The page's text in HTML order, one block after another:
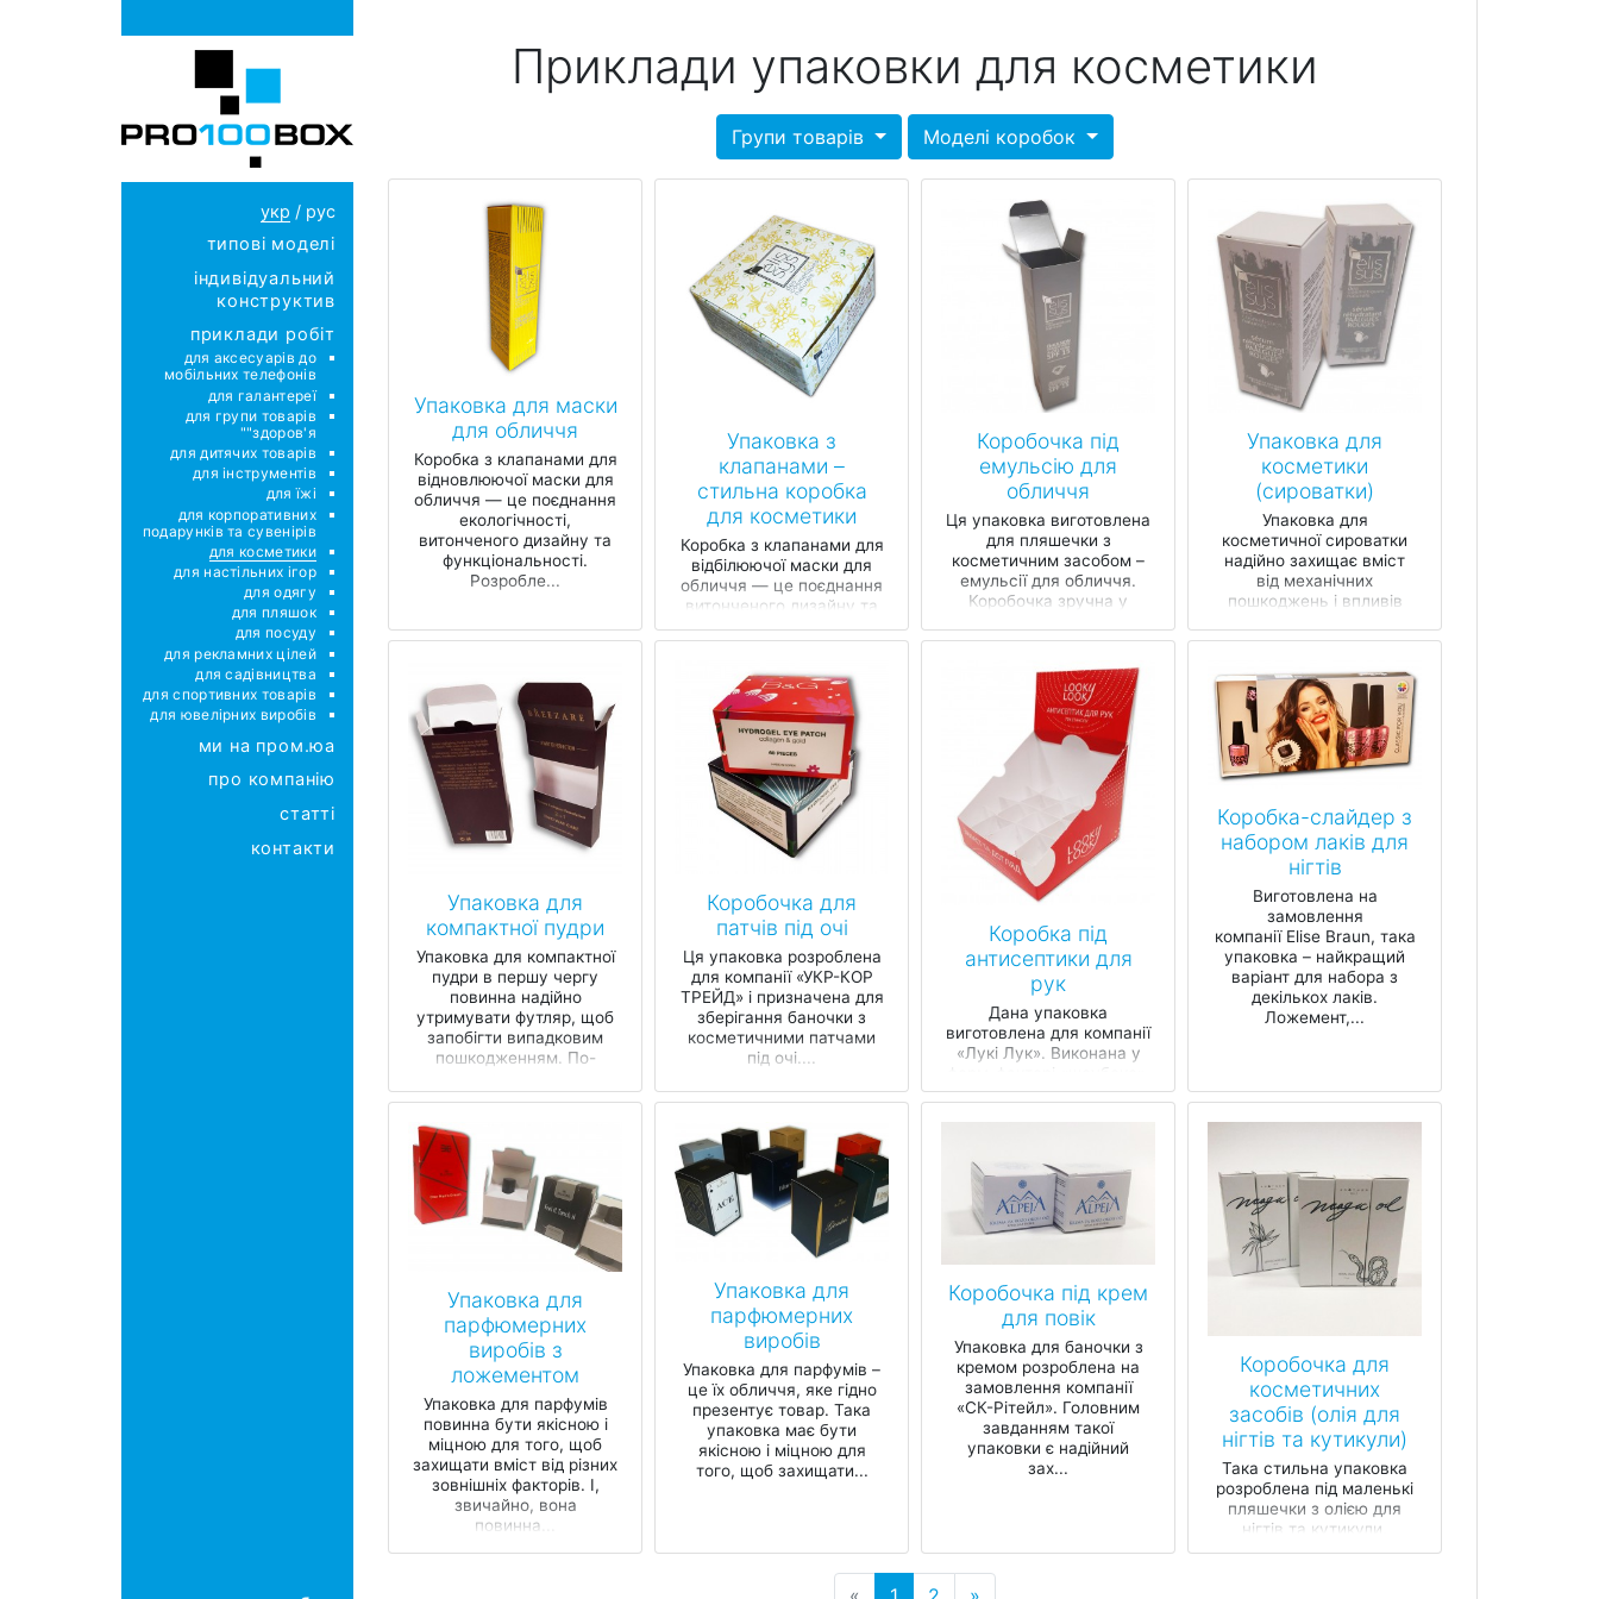
укр / рус
типові моделі
індивідуальний
конструктив
приклади робіт
для аксесуарів до
мобільних телефонів
для галантереї
для групи товарів
"здоров'я"
для дитячих товарів
для інструментів
для їжі
для корпоративних
подарунків та сувенірів
для косметики
для настільних ігор
для одягу
для пляшок
для посуду
для рекламних цілей
для садівництва
для спортивних товарів
для ювелірних виробів
ми на пром.юа
про компанію
статті
контакти
Приклади упаковки для косметики
Групи товарів Моделі коробок
Упаковка для маски
для обличчя
Коробка з клапанами для
відновлюючої маски для
обличчя — це поєднання
екологічності,
витонченого дизайну та
функціональності.
Розробле...
Упаковка для
компактної пудри
Упаковка для компактної
пудри в першу чергу
повинна надійно
утримувати футляр, щоб
запобігти випадковим
пошкодженням. По-
Упаковка для
парфюмерних
виробів з
ложементом
Упаковка для парфумів
повинна бути якісною і
міцною для того, щоб
захищати вміст від різних
зовнішніх факторів. І,
звичайно, вона
повинна...
Упаковка з
клапанами –
стильна коробка
для косметики
Коробка з клапанами для
відбілюючої маски для
обличчя — це поєднання
витонченого дизайну та
практичності.
Розроблена на
Коробочка для
патчів під очі
Ця упаковка розроблена
для компанії «УКР-КОР
ТРЕЙД» і призначена для
зберігання баночки з
косметичними патчами
під очі....
Упаковка для
парфюмерних
виробів
Упаковка для парфумів –
це їх обличчя, яке гідно
презентує товар. Така
упаковка має бути
якісною і міцною для
того, щоб захищати...
Коробочка під
емульсію для
обличчя
Ця упаковка виготовлена
для пляшечки з
косметичним засобом –
емульсії для обличчя.
Коробочка зручна у
з якісни...
Коробка під
антисептики для
рук
Дана упаковка
виготовлена для компанії
«Лукі Лук». Виконана у
форм-факторі «шоубокс»,
вона зручна як для
Коробочка під крем
для повік
Упаковка для баночки з
кремом розроблена на
замовлення компанії
«СК-Рітейл». Головним
завданням такої
упаковки є надійний
зах...
Упаковка для
косметики
(сироватки)
Упаковка для
косметичної сироватки
надійно захищає вміст
від механічних
пошкоджень і впливів
середовища під час
Коробка-слайдер з
набором лаків для
нігтів
Виготовлена на
замовлення
компанії Elise Braun, така
упаковка – найкращий
варіант для набора з
декількох лаків.
Ложемент,...
Коробочка для
косметичних
засобів (олія для
нігтів та кутикули)
Така стильна упаковка
розроблена під маленькі
пляшечки з олією для
нігтів та кутикули.
Коробочка з міцного